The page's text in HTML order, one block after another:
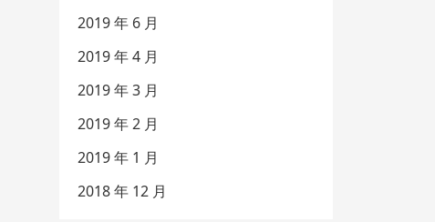
2019 年 6 月
2019 年 4 月
2019 年 3 月
2019 年 2 月
2019 年 1 月
2018 年 12 月